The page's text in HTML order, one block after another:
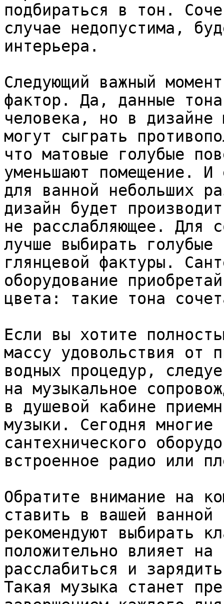
подбираться в тон.
случае недопустима,
интерьера.
Следующий важный
фактор. Да, данные
человека, но в дизайне
могут сыграть
что матовые голубые
уменьшают помещение. И
для ванной небольших
дизайн будет
не расслабляющее. Для
лучше выбирать
глянцевой фактуры.
оборудование
цвета: такие тона
Если вы хотите
массу удовольствия от
водных процедур,
на музыкальное
в душевой кабине
музыки. Сегодня многие
сантехнического
встроенное радио или
Обратите внимание на
ставить в вашей ванной
рекомендуют выбирать
положительно влияет
расслабиться и
Такая музыка станет